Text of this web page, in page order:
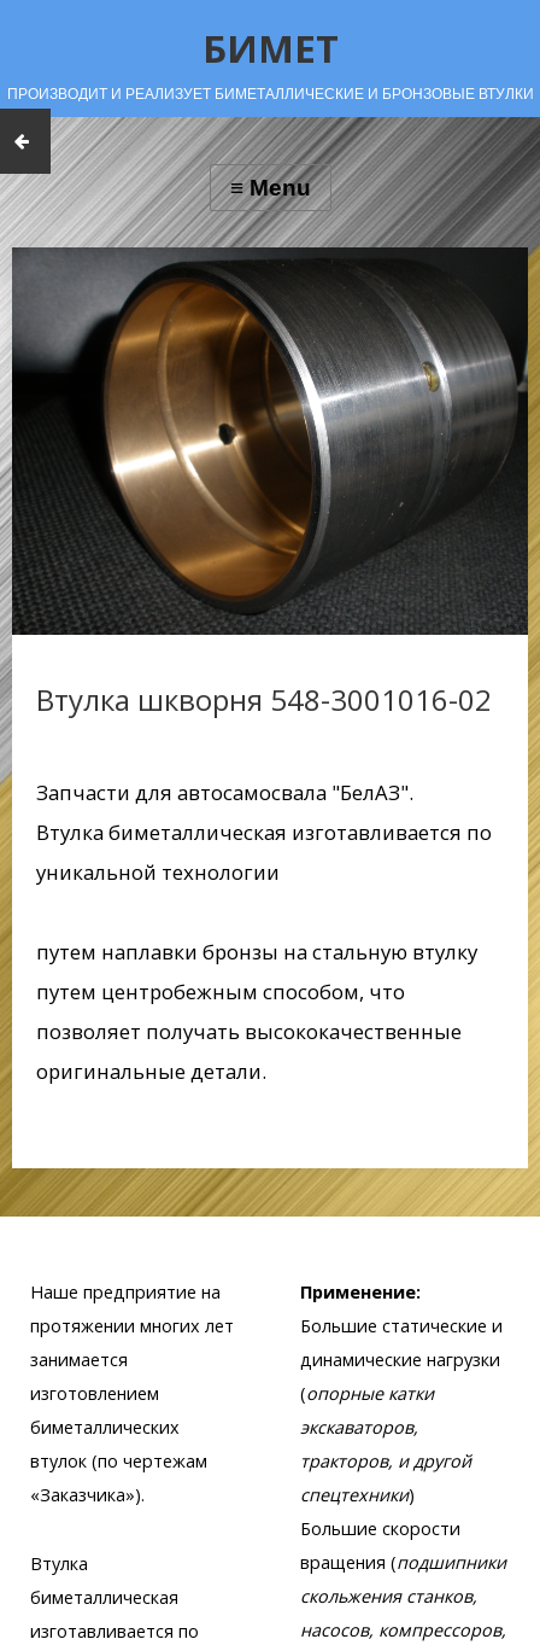
БИМЕТ
ПРОИЗВОДИТ И РЕАЛИЗУЕТ БИМЕТАЛЛИЧЕСКИЕ И БРОНЗОВЫЕ ВТУЛКИ
Втулка шкворня 548-3001016-02
Запчасти для автосамосвала "БелАЗ".
Втулка биметаллическая изготавливается по
уникальной технологии
путем наплавки бронзы на стальную втулку
путем центробежным способом, что
позволяет получать высококачественные
оригинальные детали.
Наше предприятие на
протяжении многих лет
занимается
изготовлением
биметаллических
втулок (по чертежам
«Заказчика»).
Втулка
биметаллическая
изготавливается по
Применение:
Большие статические и
динамические нагрузки
(опорные катки
экскаваторов,
тракторов, и другой
спецтехники)
Большие скорости
вращения (подшипники
скольжения станков,
насосов, компрессоров,